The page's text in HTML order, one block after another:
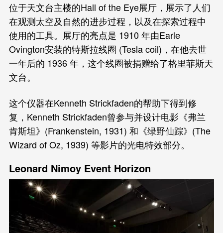
位于天文台主楼的Hall of the Eye展厅，展示了人们
在观测太空及自然的进步过程，以及在探索过程中
使用的工具。展厅的亮点是 1910 年由Earle
Ovington安装的特斯拉线圈 (Tesla coil)，在他去世
一年后的 1936 年，这个线圈被捐赠给了格里菲斯天
文台。
这个仪器在Kenneth Strickfaden的帮助下得到修
复，Kenneth Strickfaden曾参与并设计电影《弗兰
肯斯坦》(Frankenstein, 1931) 和《绿野仙踪》(The
Wizard of Oz, 1939) 等影片的光电特效部分。
Leonard Nimoy Event Horizon